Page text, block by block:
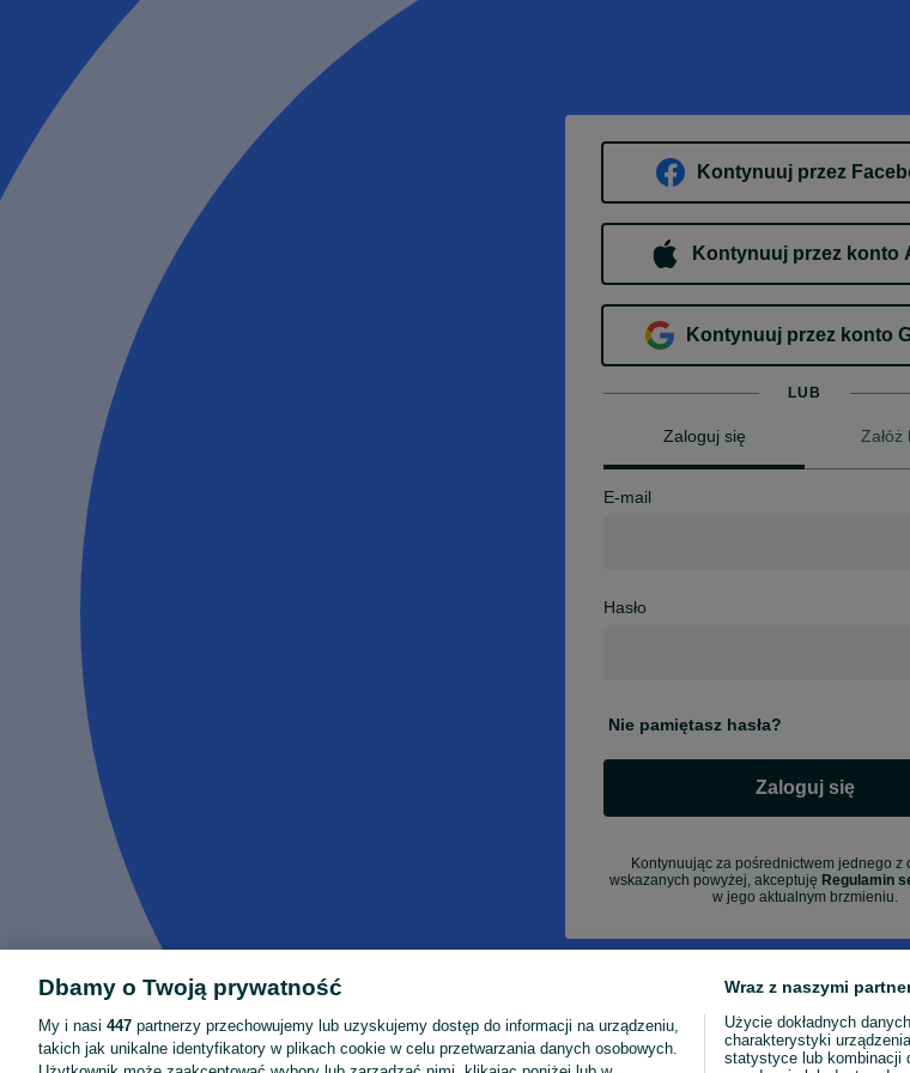
Kontynuuj przez
Kontynuuj przez konto
Kontynuuj przez konto
LUB
Zaloguj się Załóż
E-mail
Hasło
Nie pamiętasz hasła?
Zaloguj się
Kontynuując za pośrednictwem jednego z
wskazanych powyżej, akceptuję Regulamin
w jego aktualnym brzmieniu.
Dbamy o Twoją prywatność
My i nasi 447 partnerzy przechowujemy lub uzyskujemy dostęp do informacji na urządzeniu,
takich jak unikalne identyfikatory w plikach cookie w celu przetwarzania danych osobowych.
Wraz z naszymi
Użycie dokładnych
charakterystyki
statystyce lub kombinacji